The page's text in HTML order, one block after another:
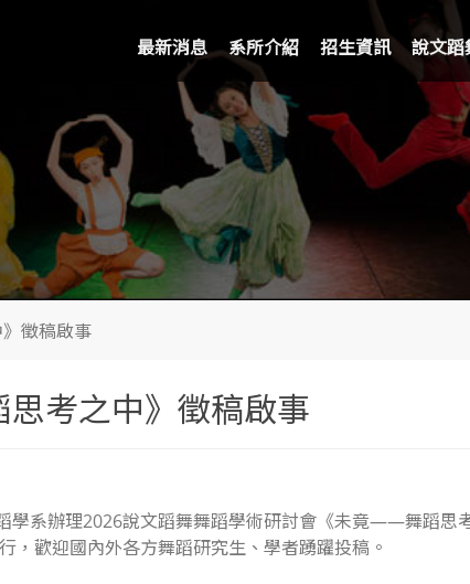
最新消息 系所介紹 招生資訊 說文蹈
徵稿啟事
考之中》徵稿啟事
學系辦理2026說文蹈舞舞蹈學術研討會《未竟——舞蹈思
，歡迎國內外各方舞蹈研究生、學者踴躍投稿。